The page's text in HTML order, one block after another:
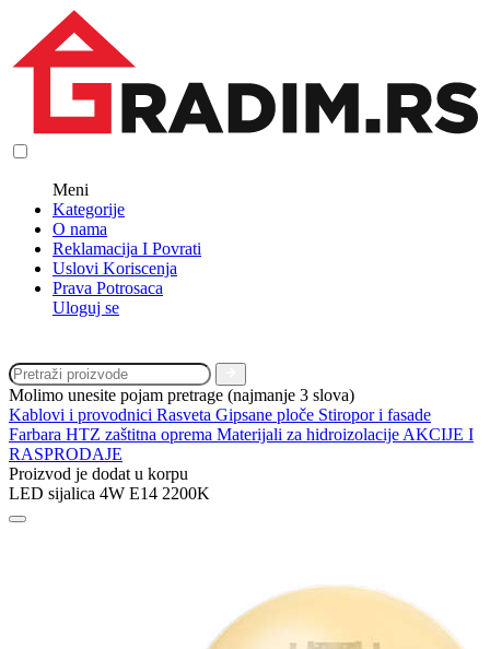
Meni
Kategorije
O nama
Reklamacija I Povrati
Uslovi Koriscenja
Prava Potrosaca
Uloguj se
Molimo unesite pojam pretrage (najmanje 3 slova)
Kablovi i provodnici Rasveta Gipsane ploče Stiropor i fasade
Farbara HTZ zaštitna oprema Materijali za hidroizolacije AKCIJE I
RASPRODAJE
Proizvod je dodat u korpu
LED sijalica 4W E14 2200K